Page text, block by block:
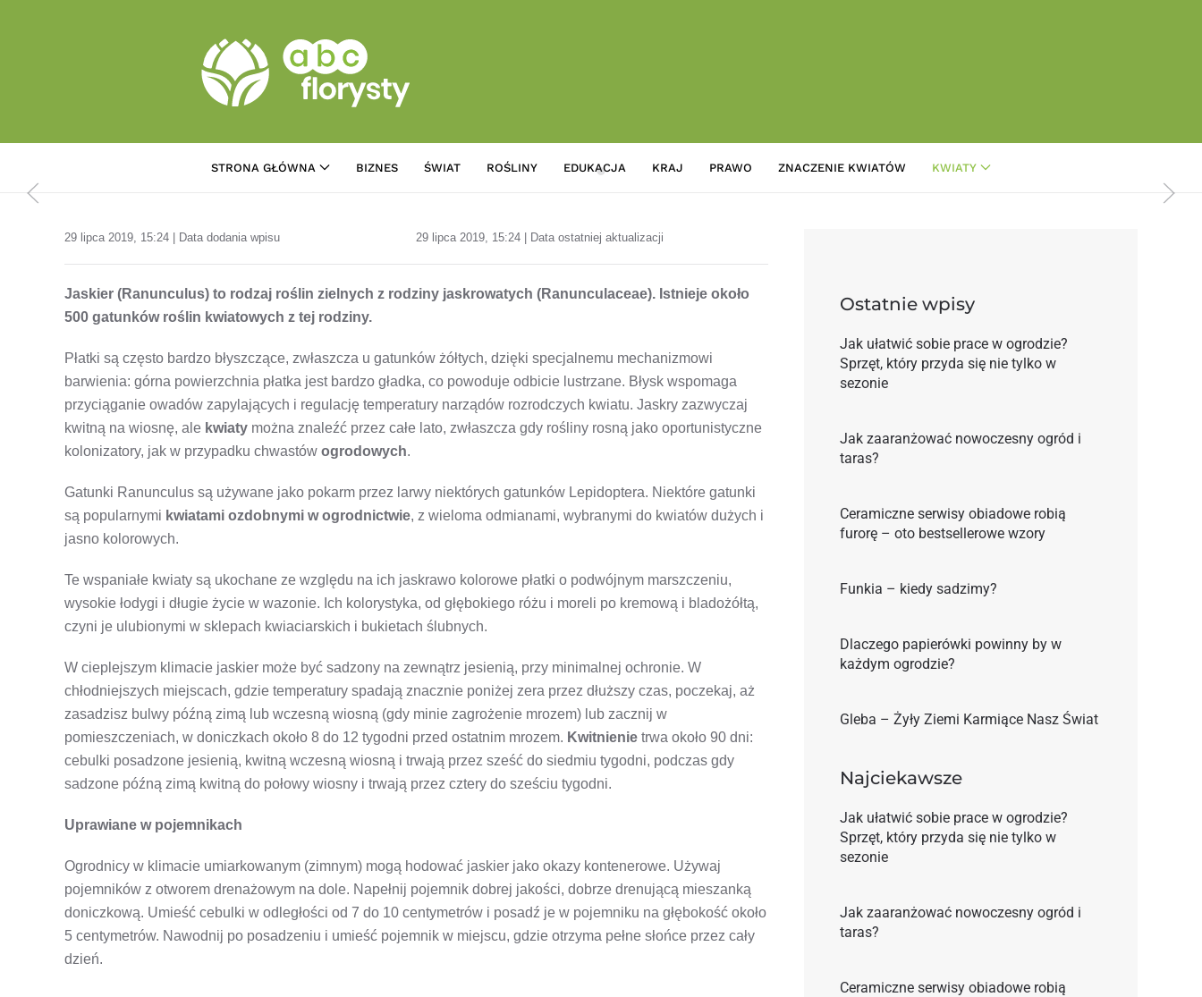
STRONA GŁÓWNA BIZNES ŚWIAT ROŚLINY EDUKACJA KRAJ PRAWO ZNACZENIE KWIATÓW KWIATY
29 lipca 2019, 15:24 | Data dodania wpisu 29 lipca 2019, 15:24 | Data ostatniej aktualizacji
Jaskier (Ranunculus) to rodzaj roślin zielnych z rodziny jaskrowatych (Ranunculaceae). Istnieje około
500 gatunków roślin kwiatowych z tej rodziny.
Płatki są często bardzo błyszczące, zwłaszcza u gatunków żółtych, dzięki specjalnemu mechanizmowi
barwienia: górna powierzchnia płatka jest bardzo gładka, co powoduje odbicie lustrzane. Błysk wspomaga
przyciąganie owadów zapylających i regulację temperatury narządów rozrodczych kwiatu. Jaskry zazwyczaj
kwitną na wiosnę, ale kwiaty można znaleźć przez całe lato, zwłaszcza gdy rośliny rosną jako oportunistyczne
kolonizatory, jak w przypadku chwastów ogrodowych.
Gatunki Ranunculus są używane jako pokarm przez larwy niektórych gatunków Lepidoptera. Niektóre gatunki
są popularnymi kwiatami ozdobnymi w ogrodnictwie, z wieloma odmianami, wybranymi do kwiatów dużych i
jasno kolorowych.
Te wspaniałe kwiaty są ukochane ze względu na ich jaskrawo kolorowe płatki o podwójnym marszczeniu,
wysokie łodygi i długie życie w wazonie. Ich kolorystyka, od głębokiego różu i moreli po kremową i bladożółtą,
czyni je ulubionymi w sklepach kwiaciarskich i bukietach ślubnych.
W cieplejszym klimacie jaskier może być sadzony na zewnątrz jesienią, przy minimalnej ochronie. W
chłodniejszych miejscach, gdzie temperatury spadają znacznie poniżej zera przez dłuższy czas, poczekaj, aż
zasadzisz bulwy późną zimą lub wczesną wiosną (gdy minie zagrożenie mrozem) lub zacznij w
pomieszczeniach, w doniczkach około 8 do 12 tygodni przed ostatnim mrozem. Kwitnienie trwa około 90 dni:
cebulki posadzone jesienią, kwitną wczesną wiosną i trwają przez sześć do siedmiu tygodni, podczas gdy
sadzone późną zimą kwitną do połowy wiosny i trwają przez cztery do sześciu tygodni.
Uprawiane w pojemnikach
Ogrodnicy w klimacie umiarkowanym (zimnym) mogą hodować jaskier jako okazy kontenerowe. Używaj
pojemników z otworem drenażowym na dole. Napełnij pojemnik dobrej jakości, dobrze drenującą mieszanką
doniczkową. Umieść cebulki w odległości od 7 do 10 centymetrów i posadź je w pojemniku na głębokość około
5 centymetrów. Nawodnij po posadzeniu i umieść pojemnik w miejscu, gdzie otrzyma pełne słońce przez cały
dzień.
Ostatnie wpisy
Jak ułatwić sobie prace w ogrodzie?
Sprzęt, który przyda się nie tylko w
sezonie
Jak zaaranżować nowoczesny ogród i
taras?
Ceramiczne serwisy obiadowe robią
furorę – oto bestsellerowe wzory
Funkia – kiedy sadzimy?
Dlaczego papierówki powinny by w
każdym ogrodzie?
Gleba – Żyły Ziemi Karmiące Nasz Świat
Najciekawsze
Jak ułatwić sobie prace w ogrodzie?
Sprzęt, który przyda się nie tylko w
sezonie
Jak zaaranżować nowoczesny ogród i
taras?
Ceramiczne serwisy obiadowe robią